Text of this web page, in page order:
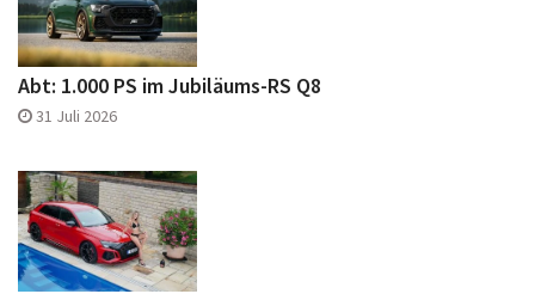
Abt: 1.000 PS im Jubiläums-RS Q8
31 Juli 2026